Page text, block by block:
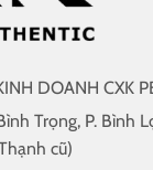
DOANH CXK
Trọng, P. Bình
cũ)